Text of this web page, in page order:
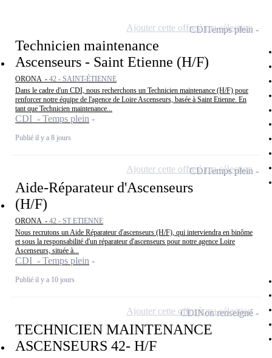
Technicien maintenance
Ascenseurs - Saint Etienne (H/F)
ORONA - 42 - SAINT-ÉTIENNE
Dans le cadre d'un CDI, nous recherchons un Technicien maintenance (H/F) pour
renforcer notre équipe de l'agence de Loire Ascenseurs, basée à Saint Etienne. En
tant que Technicien maintenance...
CDI - Temps plein
Publié il y a 8 jours
CDITemps plein
Ajouter cette offre à ma sélection
Aide-Réparateur d'Ascenseurs
(H/F)
ORONA - 42 - ST ETIENNE
Nous recrutons un Aide Réparateur d'ascenseurs (H/F), qui interviendra en binôme
et sous la responsabilité d'un réparateur d'ascenseurs pour notre agence Loire
Ascenseurs, située à...
CDI - Temps plein
Publié il y a 10 jours
CDITemps plein
Ajouter cette offre à ma sélection
TECHNICIEN MAINTENANCE
ASCENSEURS 42- H/F
CDINon renseigné
Ajouter cette offre à ma sélection